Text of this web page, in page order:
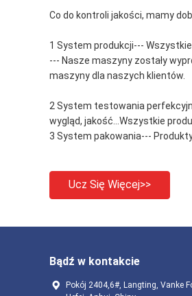
Co do kontroli jakości, mamy
1 System produkcji---
--- Nasze maszyny zostały
maszyny dla naszych klientów.
2 System testowania
wygląd, jakość...Wszystkie
3 System pakowania---
Ucz Się Więcej>>
Bądź w kontakcie
Pokój 2404,6#, Langting, Vanke